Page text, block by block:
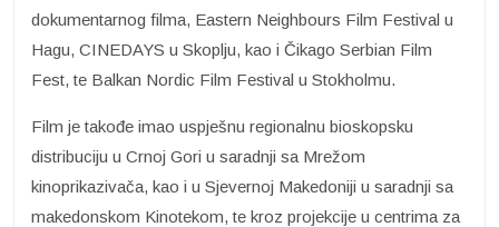
dokumentarnog filma, Eastern Neighbours Film Festival u
Hagu, CINEDAYS u Skoplju, kao i Čikago Serbian Film
Fest, te Balkan Nordic Film Festival u Stokholmu.
Film je takođe imao uspješnu regionalnu bioskopsku
distribuciju u Crnoj Gori u saradnji sa Mrežom
kinoprikazivača, kao i u Sjevernoj Makedoniji u saradnji sa
makedonskom Kinotekom, te kroz projekcije u centrima za